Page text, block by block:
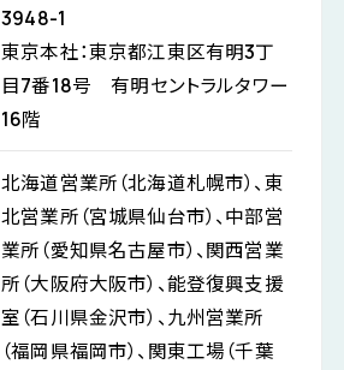
3948-1
東京本社：東京都江東区有明3丁
目7番18号 有明セントラルタワー
16階
北海道営業所（北海道札幌市）、東
北営業所（宮城県仙台市）、中部営
業所（愛知県名古屋市）、関西営業
所（大阪府大阪市）、能登復興支援
室（石川県金沢市）、九州営業所
（福岡県福岡市）、関東工場（千葉